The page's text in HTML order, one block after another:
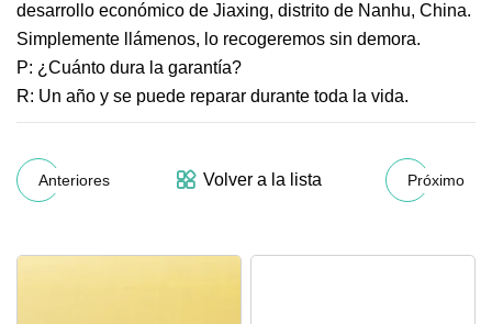
desarrollo económico de Jiaxing, distrito de Nanhu, China.
Simplemente llámenos, lo recogeremos sin demora.
P: ¿Cuánto dura la garantía?
R: Un año y se puede reparar durante toda la vida.
Anteriores Volver a la lista Próximo